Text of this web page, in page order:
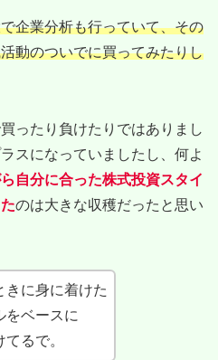
企業分析も行っていて、その
動のついでに買ってみたりし
ったり負けたりではありまし
スになっていましたし、何よ
自分に合った株式投資スタイ
のは大きな収穫だったと思い
きに身に着けた
をベースに
るで。